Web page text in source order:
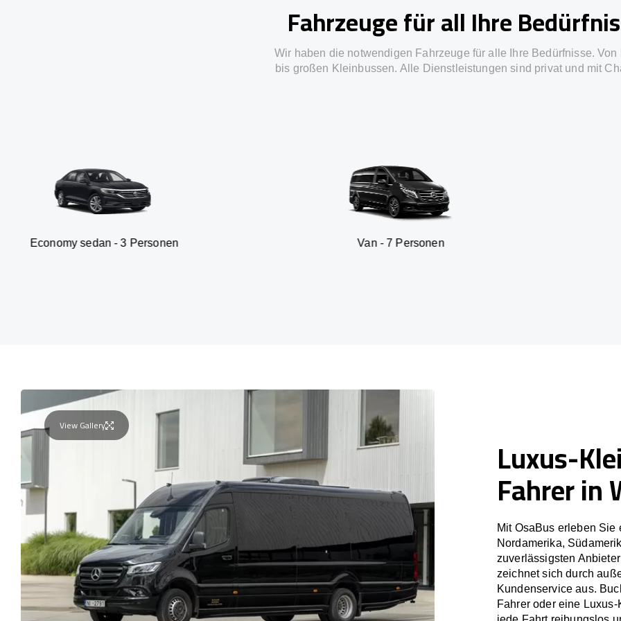
Fahrzeuge für all Ihre
Wir haben die notwendigen Fahrzeuge für alle Ihre Bedürfnisse. Von
bis großen Kleinbussen. Alle Dienstleistungen sind privat und mit
- 3 Personen Van - 7 Personen SUV - 3
View Gallery
Luxus-
Fahrer in
Mit OsaBus erleben
Nordamerika,
zuverlässigsten
zeichnet sich durch
Kundenservice aus.
Fahrer oder eine